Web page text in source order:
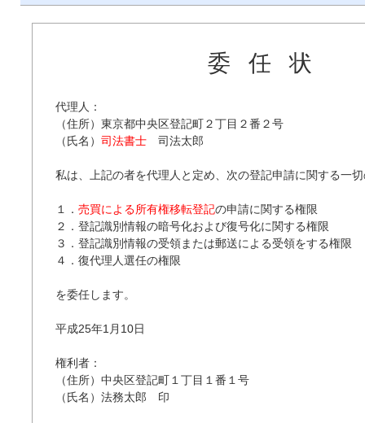
委任状
代理人：
（住所）東京都中央区登記町２丁目２番２号
（氏名） 司法書士 司法太郎
私は、上記の者を代理人と定め、次の登記申請に関する一
１． 売買による所有権移転登記の申請に関する権限
２．登記識別情報の暗号化および復号化に関する権限
３．登記識別情報の受領または郵送による受領をする権限
４．復代理人選任の権限
を委任します。
平成25年1月10日
権利者：
（住所）中央区登記町１丁目１番１号
（氏名）法務太郎　印